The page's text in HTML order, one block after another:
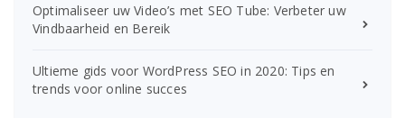
Optimaliseer uw Video’s met SEO Tube: Verbeter uw
Vindbaarheid en Bereik
Ultieme gids voor WordPress SEO in 2020: Tips en
trends voor online succes